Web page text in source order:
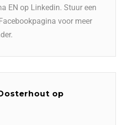
EN op Linkedin. Stuur een
voor meer
op